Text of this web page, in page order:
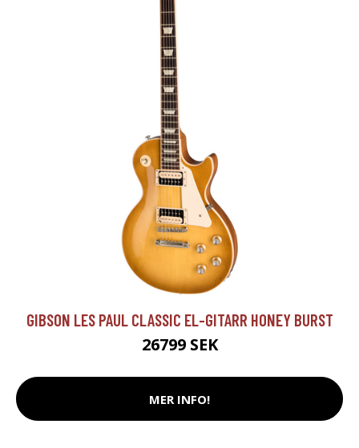
GIBSON LES PAUL CLASSIC EL-GITARR HONEY BURST
26799 SEK
MER INFO!